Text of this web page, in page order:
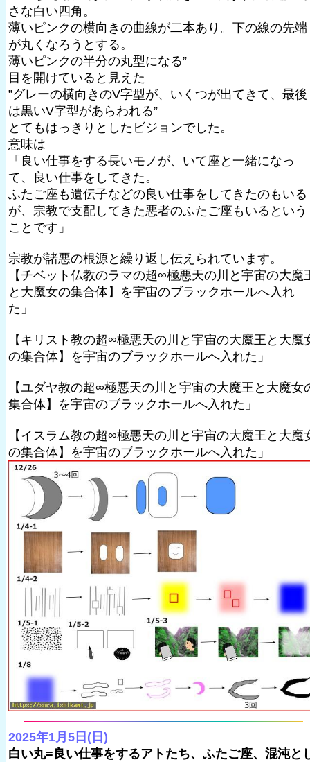
さな白い四角。
薄いピンクの横向きの曲線が二本あり。下の線の先端
が丸くなろうとする。
薄いピンクの半分の丸型になる”
目を開けていると見えた
”グレーの横向きのV字型が、いくつが出てきて、最後
は黒いV字型があらわれる”
とてもはっきりとしたビジョンでした。
意味は
「良い仕事をする長いモノが、いて座と一緒になっ
て、良い仕事をしてきた。
ふたご座も遺伝子などの良い仕事をしてきたのもいる
が、宗教で支配してきた悪者のふたご座もいるという
ことです」
宗教が諸悪の根源と繰り返し伝えられています。
【チベット仏教のラマの超∞極悪天の川と宇宙の大魔
と大魔女の集合体】を宇宙のブラックホールへ入れ
た」
【キリスト教の超∞極悪天の川と宇宙の大魔王と大魔
の集合体】を宇宙のブラックホールへ入れた」
【ユダヤ教の超∞極悪天の川と宇宙の大魔王と大魔女
集合体】を宇宙のブラックホールへ入れた」
【イスラム教の超∞極悪天の川と宇宙の大魔王と大魔
の集合体】を宇宙のブラックホールへ入れた」
2025年1月5日(日)
白い丸=良い仕事をするアトたち、ふたご座、混沌と